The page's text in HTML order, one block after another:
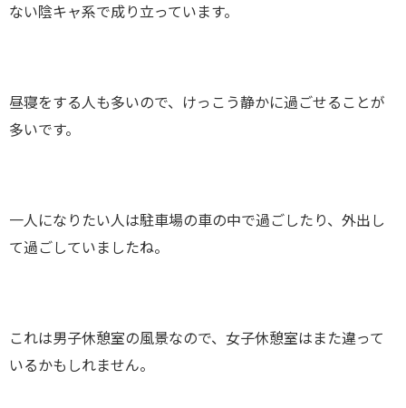
ない陰キャ系で成り立っています。
昼寝をする人も多いので、けっこう静かに過ごせることが
多いです。
一人になりたい人は駐車場の車の中で過ごしたり、外出し
て過ごしていましたね。
これは男子休憩室の風景なので、女子休憩室はまた違って
いるかもしれません。